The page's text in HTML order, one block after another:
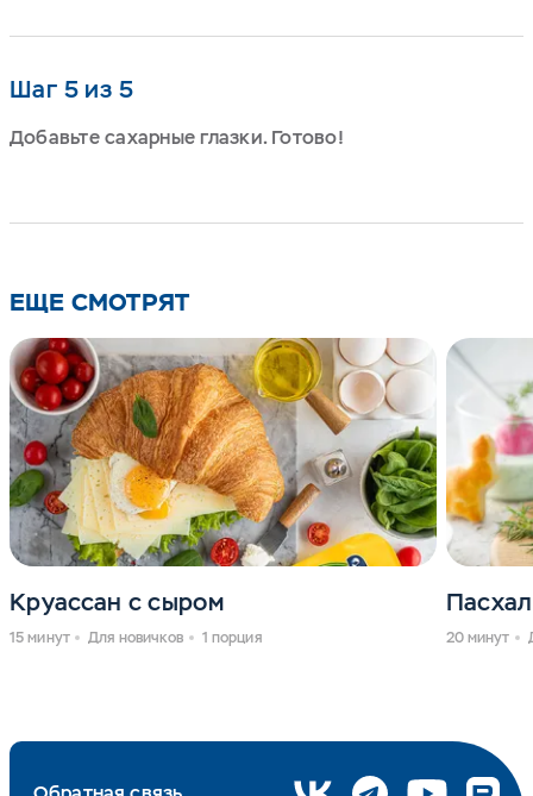
Шаг 5 из 5
Добавьте сахарные глазки. Готово!
ЕЩЕ СМОТРЯТ
Круассан с сыром
15 минут Для новичков 1 порция 20 минут